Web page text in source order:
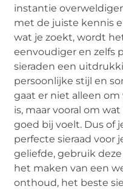
instantie
met de juiste kennis
wat je zoekt, wordt
eenvoudiger en zelfs
sieraden een
persoonlijke stijl en
gaat er niet alleen
is, maar vooral om
goed bij voelt. Dus of
perfecte sieraad voor
geliefde, gebruik
het maken van een
onthoud, het beste